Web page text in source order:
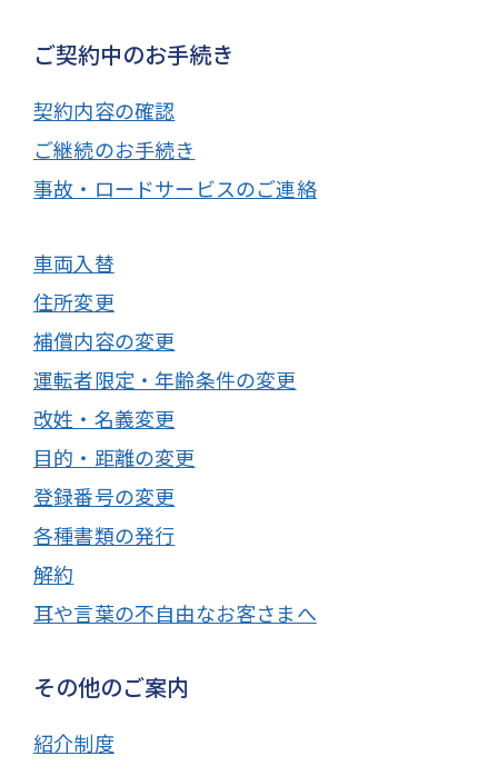
ご契約中のお手続き
契約内容の確認
ご継続のお手続き
事故・ロードサービスのご連絡
車両入替
住所変更
補償内容の変更
運転者限定・年齢条件の変更
改姓・名義変更
目的・距離の変更
登録番号の変更
各種書類の発行
解約
耳や言葉の不自由なお客さまへ
その他のご案内
紹介制度